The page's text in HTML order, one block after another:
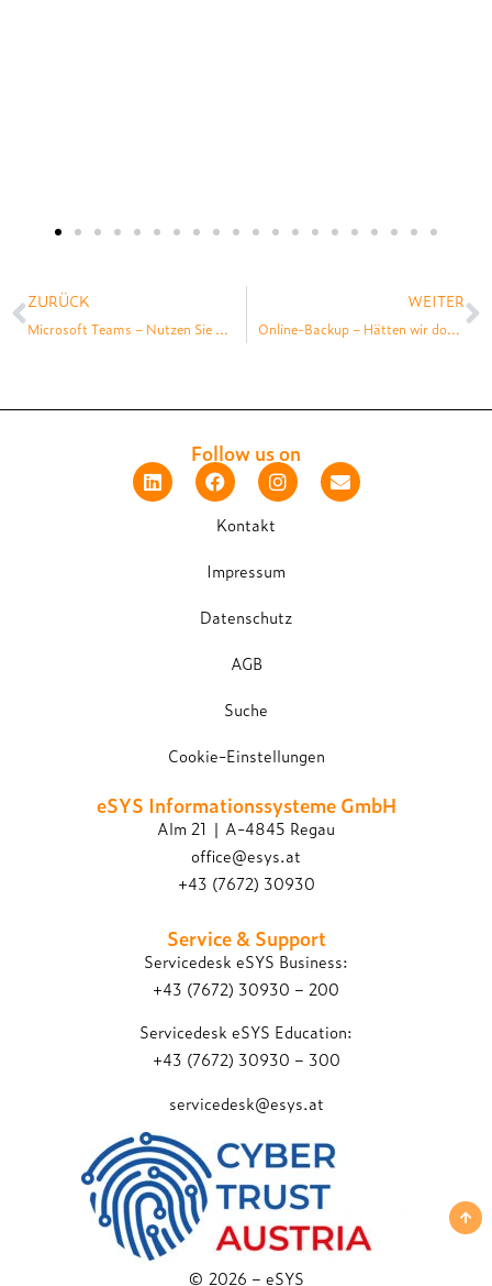
ZURÜCK
Microsoft Teams – Nutzen Sie wirklich das volle Potenzial?
WEITER
Online-Backup – Hätten wir doch unsere Daten rechtzeitig gesichert
Follow us on
Kontakt
Impressum
Datenschutz
AGB
Suche
Cookie-Einstellungen
eSYS Informations­systeme GmbH
Alm 21 | A-4845 Regau
office@esys.at
+43 (7672) 30930
Service & Support
Servicedesk eSYS Business:
+43 (7672) 30930 – 200
Servicedesk eSYS Education:
+43 (7672) 30930 – 300
servicedesk@esys.at
© 2026 – eSYS